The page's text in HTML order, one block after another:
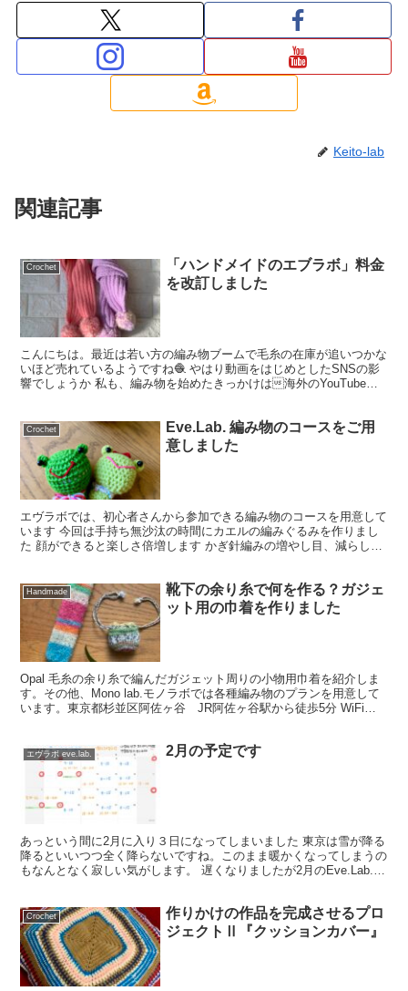
Keito-lab
関連記事
Crochet
「ハンドメイドのエブラボ」料金
を改訂しました
こんにちは。最近は若い方の編み物ブームで毛糸の在庫が追いつかな
いほど売れているようですね🧶 やはり動画をはじめとしたSNSの影
響でしょうか 私も、編み物を始めたきっかけは海外のYouTubeで
Crochet
Eve.Lab. 編み物のコースをご用
意しました
エヴラボでは、初心者さんから参加できる編み物のコースを用意して
います 今回は手持ち無沙汰の時間にカエルの編みぐるみを作りまし
た 顔ができると楽しさ倍増します かぎ針編みの増やし目、減らし
Handmade
靴下の余り糸で何を作る？ガジェ
ット用の巾着を作りました
Opal 毛糸の余り糸で編んだガジェット周りの小物用巾着を紹介しま
す。その他、Mono lab.モノラボでは各種編み物のプランを用意して
います。東京都杉並区阿佐ヶ谷 JR阿佐ヶ谷駅から徒歩5分 WiFi完
エヴラボ eve.lab. 2月の予定です
あっという間に2月に入り３日になってしまいました 東京は雪が降る
降るといいつつ全く降らないですね。このまま暖かくなってしまうの
もなんとなく寂しい気がします。 遅くなりましたが2月のEve.Lab.の
Crochet
作りかけの作品を完成させるプロ
ジェクトⅡ『クッションカバー』